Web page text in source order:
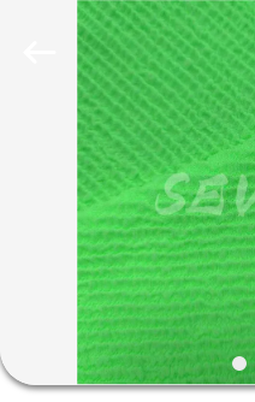
HUIS
PRODUCTEN
SHOW